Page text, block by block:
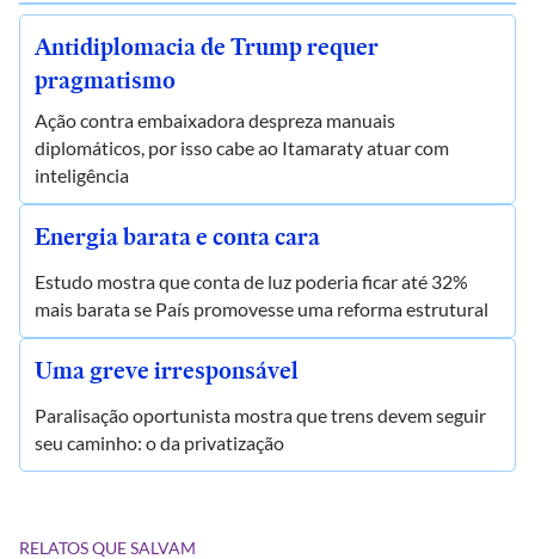
Antidiplomacia de Trump requer
pragmatismo
Ação contra embaixadora despreza manuais
diplomáticos, por isso cabe ao Itamaraty atuar com
inteligência
Energia barata e conta cara
Estudo mostra que conta de luz poderia ficar até 32%
mais barata se País promovesse uma reforma estrutural
Uma greve irresponsável
Paralisação oportunista mostra que trens devem seguir
seu caminho: o da privatização
RELATOS QUE SALVAM